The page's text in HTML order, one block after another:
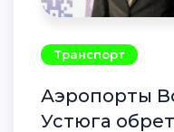
Транспорт
Аэропорты Вологды и Великого
Устюга